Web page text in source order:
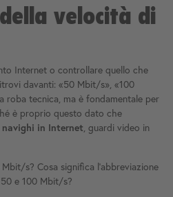
velocità di
Internet o controllare quello che
davanti: «50 Mbit/s», «100
roba tecnica, ma è fondamentale per
è proprio questo dato che
in Internet , guardi video in
s? Cosa significa l'abbreviazione
e 100 Mbit/s?